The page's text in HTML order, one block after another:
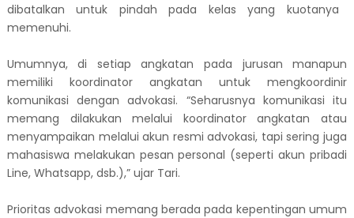
dibatalkan untuk pindahpada kelas yang kuotanya
memenuhi.
Umumnya, di setiap angkatan pada jurusan manapun
memiliki koordinator angkatan untuk mengkoordinir
komunikasi dengan advokasi. “Seharusnya komunikasi itu
memang dilakukan melalui koordinator angkatan atau
menyampaikan melalui akun resmi advokasi, tapi sering juga
mahasiswa melakukan pesan personal (seperti akun pribadi
Line, Whatsapp, dsb.),” ujar Tari.
Prioritas advokasi memang berada pada kepentingan umum